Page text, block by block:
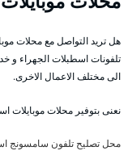
هل تريد التواصل مع محلات
تلفونات اسطبلات الجهراء و
الى مختلف الاعمال الاخرى.
نعنى بتوفير محلات
محل تصليح تلفون سامسونج